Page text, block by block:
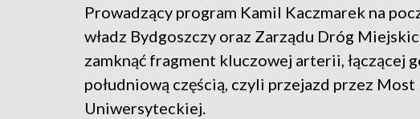
Prowadzący program Kamil Kaczmarek na
władz Bydgoszczy oraz Zarządu Dróg
zamknąć fragment kluczowej arterii, łączącej
południową częścią, czyli przejazd przez
Uniwersyteckiej.